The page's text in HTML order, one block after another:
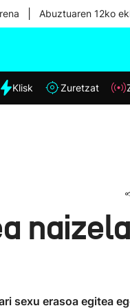
Abuztuaren 12ko
Klisk Zuretzat
naizela
sexu erasoa egitea